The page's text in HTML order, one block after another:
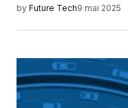
by Future Tech9 mai 2025